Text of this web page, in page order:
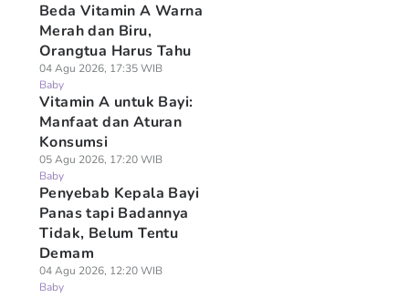
Beda Vitamin A Warna
Merah dan Biru,
Orangtua Harus Tahu
04 Agu 2026, 17:35 WIB
Baby
Vitamin A untuk Bayi:
Manfaat dan Aturan
Konsumsi
05 Agu 2026, 17:20 WIB
Baby
Penyebab Kepala Bayi
Panas tapi Badannya
Tidak, Belum Tentu
Demam
04 Agu 2026, 12:20 WIB
Baby